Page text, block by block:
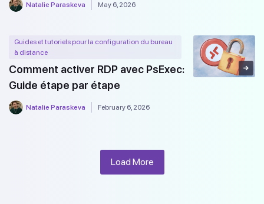
Natalie Paraskeva May 6, 2026
Guides et tutoriels pour la configuration du bureau
à distance
Comment activer RDP avec PsExec:
Guide étape par étape
Natalie Paraskeva February 6, 2026
Load More